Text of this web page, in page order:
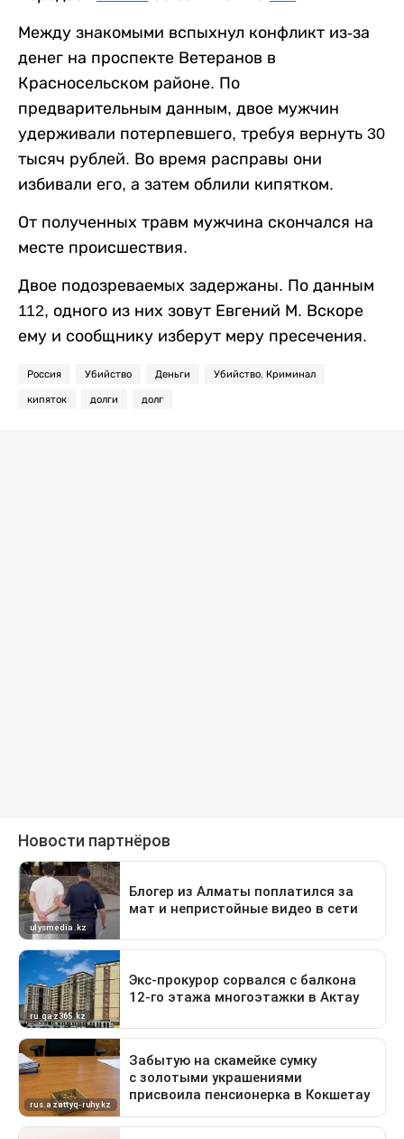
Между знакомыми вспыхнул конфликт из-за
денег на проспекте Ветеранов в
Красносельском районе. По
предварительным данным, двое мужчин
удерживали потерпевшего, требуя вернуть 30
тысяч рублей. Во время расправы они
избивали его, а затем облили кипятком.
От полученных травм мужчина скончался на
месте происшествия.
Двое подозреваемых задержаны. По данным
112, одного из них зовут Евгений М. Вскоре
ему и сообщнику изберут меру пресечения.
Россия Убийство Деньги Убийство. Криминал
кипяток долги долг